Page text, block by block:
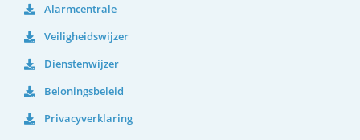
Alarmcentrale
Veiligheidswijzer
Dienstenwijzer
Beloningsbeleid
Privacyverklaring